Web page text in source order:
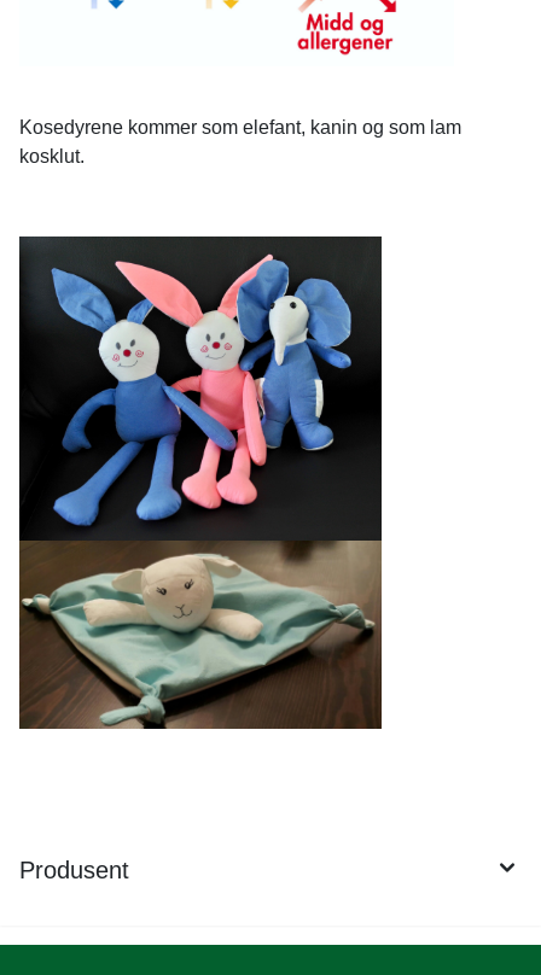
Kosedyrene kommer som elefant, kanin og som lam
kosklut.
Produsent